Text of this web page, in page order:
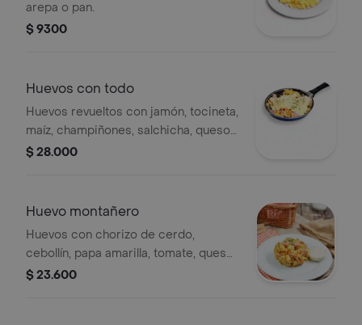
arepa o pan.
$ 9300
Huevos con todo
Huevos revueltos con jamón, tocineta,
maíz, champiñones, salchicha, queso y
arepa o pan.
$ 28.000
Huevo montañero
Huevos con chorizo de cerdo,
cebollín, papa amarilla, tomate, queso
mozzarella y arepa o pan.
$ 23.600